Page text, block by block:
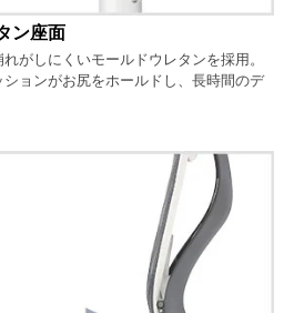
ン座面
がしにくいモールドウレタンを採用。
ョンがお尻をホールドし、長時間のデ